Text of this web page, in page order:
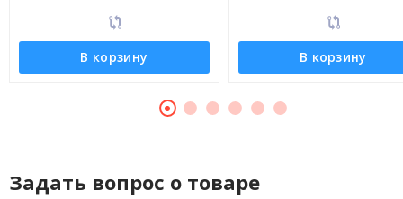
В корзину В корзину
Задать вопрос о товаре